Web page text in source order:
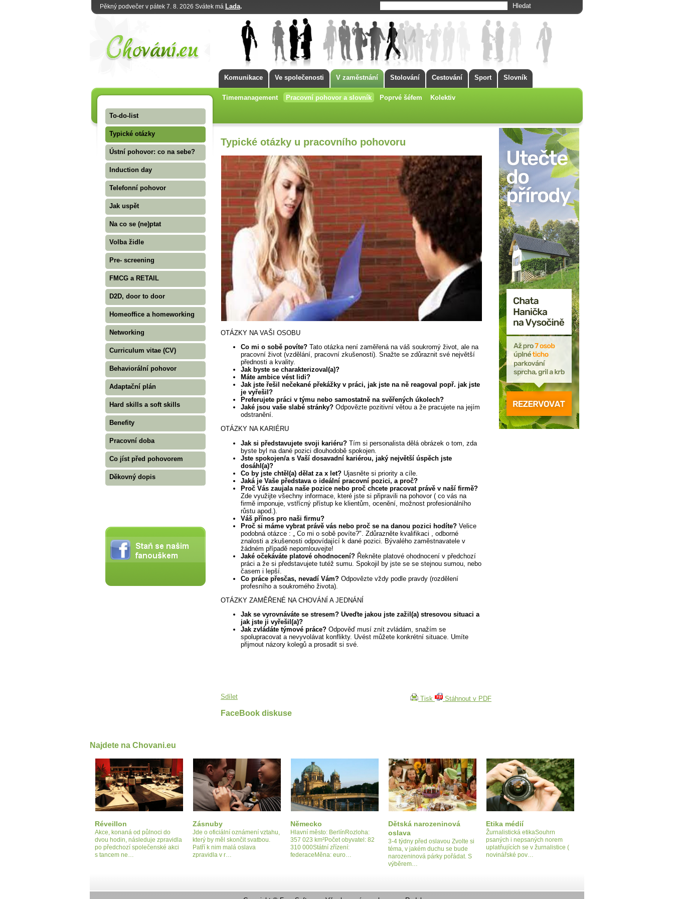
Pěkný podvečer v pátek 7. 8. 2026 Svátek má Lada.
Komunikace Ve společenosti V zaměstnání Stolování Cestování Sport Slovník
Timemanagement Pracovní pohovor a slovník Poprvé šéfem Kolektiv
To-do-list
Typické otázky
Ústní pohovor: co na sebe?
Induction day
Telefonní pohovor
Jak uspět
Na co se (ne)ptat
Volba židle
Pre- screening
FMCG a RETAIL
D2D, door to door
Homeoffice a homeworking
Networking
Curriculum vitae (CV)
Behaviorální pohovor
Adaptační plán
Hard skills a soft skills
Benefity
Pracovní doba
Co jíst před pohovorem
Děkovný dopis
Typické otázky u pracovního pohovoru
OTÁZKY NA VAŠI OSOBU
Co mi o sobě povíte? Tato otázka není zaměřená na váš soukromý život, ale na
pracovní život (vzdělání, pracovní zkušenosti). Snažte se zdůraznit své největší
přednosti a kvality.
Jak byste se charakterizoval(a)?
Máte ambice vést lidi?
Jak jste řešil nečekané překážky v práci, jak jste na ně reagoval popř. jak jste
je vyřešil?
Preferujete práci v týmu nebo samostatně na svěřených úkolech?
Jaké jsou vaše slabé stránky? Odpovězte pozitivní větou a že pracujete na jejím
odstranění.
OTÁZKY NA KARIÉRU
Jak si představujete svoji kariéru? Tím si personalista dělá obrázek o tom, zda
byste byl na dané pozici dlouhodobě spokojen.
Jste spokojen/a s Vaší dosavadní kariérou, jaký největší úspěch jste
dosáhl(a)?
Co by jste chtěl(a) dělat za x let? Ujasněte si priority a cíle.
Jaká je Vaše představa o ideální pracovní pozici, a proč?
Proč Vás zaujala naše pozice nebo proč chcete pracovat právě v naší firmě?
Zde využijte všechny informace, které jste si připravili na pohovor ( co vás na
firmě imponuje, vstřícný přístup ke klientům, ocenění, možnost profesionálního
růstu apod.).
Váš přínos pro naši firmu?
Proč si máme vybrat právě vás nebo proč se na danou pozici hodíte? Velice
podobná otázce : „ Co mi o sobě povíte?". Zdůrazněte kvalifikaci , odborné
znalosti a zkušenosti odpovídající k dané pozici. Bývalého zaměstnavatele v
žádném případě nepomlouvejte!
Jaké očekáváte platové ohodnocení? Řekněte platové ohodnocení v předchozí
práci a že si představujete tutéž sumu. Spokojil by jste se se stejnou sumou, nebo
časem i lepší.
Co práce přesčas, nevadí Vám? Odpovězte vždy podle pravdy (rozdělení
profesního a soukromého života).
OTÁZKY ZAMĚŘENÉ NA CHOVÁNÍ A JEDNÁNÍ
Jak se vyrovnáváte se stresem? Uveďte jakou jste zažil(a) stresovou situaci a
jak jste ji vyřešil(a)?
Jak zvládáte týmové práce? Odpověď musí znít zvládám, snažím se
spolupracovat a nevyvolávat konflikty. Uvést můžete konkrétní situace. Umíte
přijmout názory kolegů a prosadit si své.
Sdílet Tisk Stáhnout v PDF
FaceBook diskuse
Najdete na Chovani.eu
Réveillon
Akce, konaná od půlnoci do
dvou hodin, následuje zpravidla
po předchozí společenské akci
s tancem ne…
Zásnuby
Jde o oficiální oznámení vztahu,
který by měl skončit svatbou.
Patří k nim malá oslava
zpravidla v r…
Německo
Hlavní město: BerlínRozloha:
357 023 km²Počet obyvatel: 82
310 000Státní zřízení:
federaceMěna: euro…
Dětská narozeninová
oslava
3-4 týdny před oslavou Zvolte si
téma, v jakém duchu se bude
narozeninová párky pořádat. S
výběrem…
Etika médií
Žurnalistická etikaSouhrn
psaných i nepsaných norem
uplatňujících se v žurnalistice (
novinářské pov…